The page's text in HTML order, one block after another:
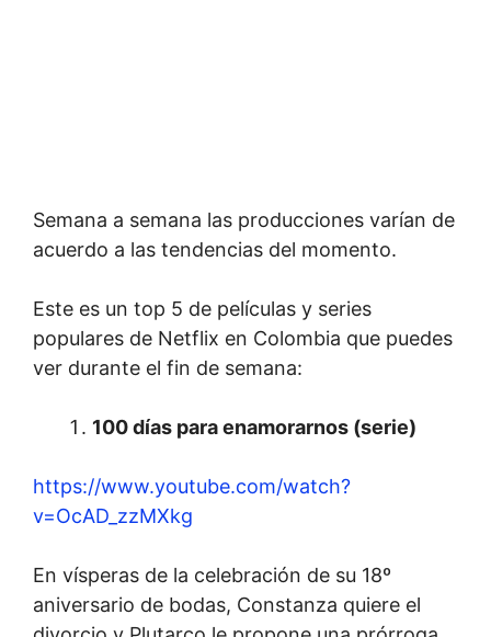
Semana a semana las producciones varían de
acuerdo a las tendencias del momento.
Este es un top 5 de películas y series
populares de Netflix en Colombia que puedes
ver durante el fin de semana:
100 días para enamorarnos (serie)
https://www.youtube.com/watch?
v=OcAD_zzMXkg
En vísperas de la celebración de su 18º
aniversario de bodas, Constanza quiere el